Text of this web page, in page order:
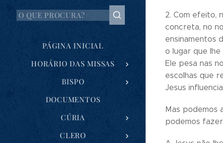
PÁGINA INICIAL
HORÁRIO DAS MISSAS
BISPO
DOCUMENTOS
CÚRIA
CLERO
2. Com efeito,
concreta, no
ensinamentos
o lugar que
Ele pesa nas
escolhas que
Jesus
Mas podemos
podemos